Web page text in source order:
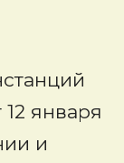
января
и